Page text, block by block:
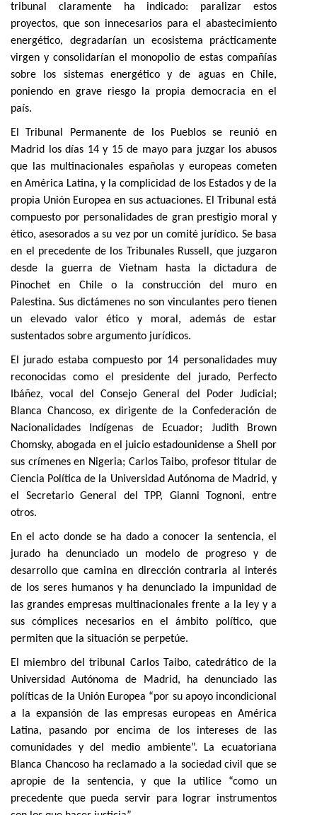
tribunal claramente ha indicado: paralizar estos
proyectos, que son innecesarios para el abastecimiento
energético, degradarían un ecosistema prácticamente
virgen y consolidarían el monopolio de estas compañías
sobre los sistemas energético y de aguas en Chile,
poniendo en grave riesgo la propia democracia en el
país.
El Tribunal Permanente de los Pueblos se reunió en
Madrid los días 14 y 15 de mayo para juzgar los abusos
que las multinacionales españolas y europeas cometen
en América Latina, y la complicidad de los Estados y de la
propia Unión Europea en sus actuaciones. El Tribunal está
compuesto por personalidades de gran prestigio moral y
ético, asesorados a su vez por un comité jurídico. Se basa
en el precedente de los Tribunales Russell, que juzgaron
desde la guerra de Vietnam hasta la dictadura de
Pinochet en Chile o la construcción del muro en
Palestina. Sus dictámenes no son vinculantes pero tienen
un elevado valor ético y moral, además de estar
sustentados sobre argumento jurídicos.
El jurado estaba compuesto por 14 personalidades muy
reconocidas como el presidente del jurado, Perfecto
Ibáñez, vocal del Consejo General del Poder Judicial;
Blanca Chancoso, ex dirigente de la Confederación de
Nacionalidades Indígenas de Ecuador; Judith Brown
Chomsky, abogada en el juicio estadounidense a Shell por
sus crímenes en Nigeria; Carlos Taibo, profesor titular de
Ciencia Política de la Universidad Autónoma de Madrid, y
el Secretario General del TPP, Gianni Tognoni, entre
otros.
En el acto donde se ha dado a conocer la sentencia, el
jurado ha denunciado un modelo de progreso y de
desarrollo que camina en dirección contraria al interés
de los seres humanos y ha denunciado la impunidad de
las grandes empresas multinacionales frente a la ley y a
sus cómplices necesarios en el ámbito político, que
permiten que la situación se perpetúe.
El miembro del tribunal Carlos Taibo, catedrático de la
Universidad Autónoma de Madrid, ha denunciado las
políticas de la Unión Europea “por su apoyo incondicional
a la expansión de las empresas europeas en América
Latina, pasando por encima de los intereses de las
comunidades y del medio ambiente”. La ecuatoriana
Blanca Chancoso ha reclamado a la sociedad civil que se
apropie de la sentencia, y que la utilice “como un
precedente que pueda servir para lograr instrumentos